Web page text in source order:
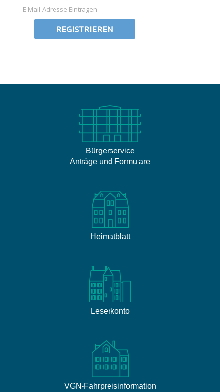
Bürgerservice
Anträge und Formulare
Heimatblatt
Leserkonto
VGN-Fahrpreisinformation